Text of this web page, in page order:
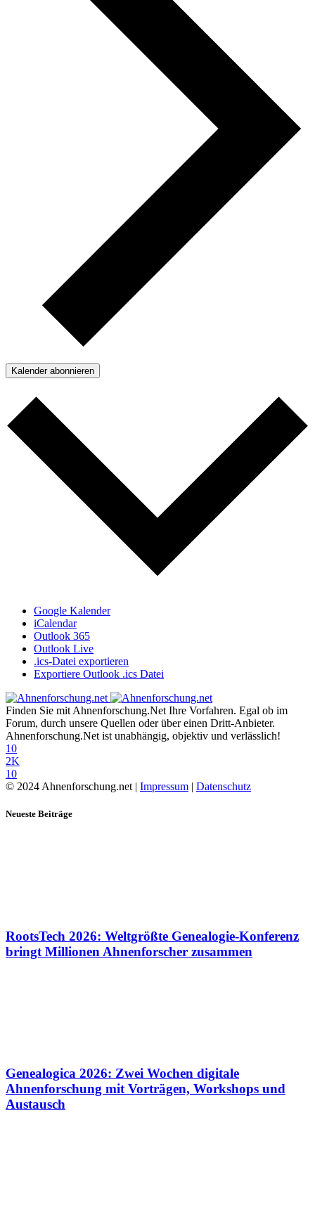
Kalender abonnieren
Google Kalender
iCalendar
Outlook 365
Outlook Live
.ics-Datei exportieren
Exportiere Outlook .ics Datei
Finden Sie mit Ahnenforschung.Net Ihre Vorfahren. Egal ob im
Forum, durch unsere Quellen oder über einen Dritt-Anbieter.
Ahnenforschung.Net ist unabhängig, objektiv und verlässlich!
10
2K
10
© 2024 Ahnenforschung.net | Impressum | Datenschutz
Neueste Beiträge
RootsTech 2026: Weltgrößte Genealogie-Konferenz
bringt Millionen Ahnenforscher zusammen
Genealogica 2026: Zwei Wochen digitale
Ahnenforschung mit Vorträgen, Workshops und
Austausch